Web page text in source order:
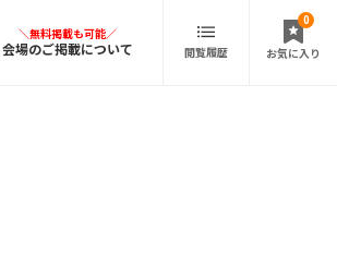
会場のご掲載について 閲覧履歴 お気に入り
0